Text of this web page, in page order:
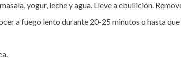
yogur, leche y agua. Lleve a ebullición.
a fuego lento durante 20-25 minutos o hasta